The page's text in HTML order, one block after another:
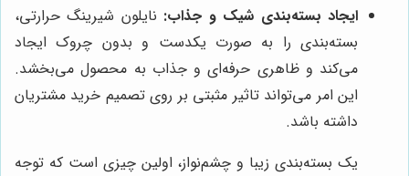
ایجاد بسته‌بندی شیک و جذاب: نایلون شیرینگ حرارتی،
بسته‌بندی را به صورت یکدست و بدون چروک ایجاد
می‌کند و ظاهری حرفه‌ای و جذاب به محصول می‌بخشد.
این امر می‌تواند تاثیر مثبتی بر روی تصمیم خرید مشتریان
داشته باشد.
یک بسته‌بندی زیبا و چشم‌نواز، اولین چیزی است که توجه